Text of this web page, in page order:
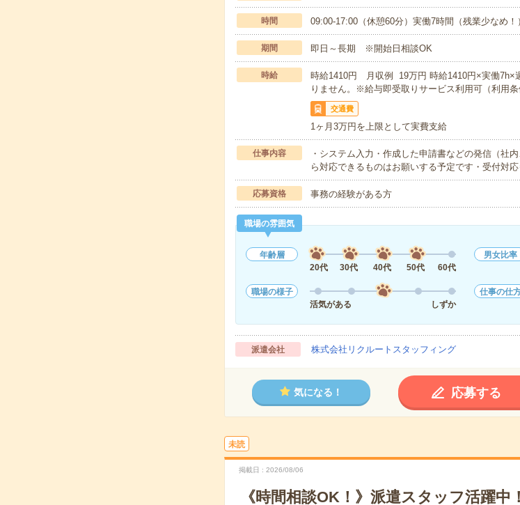
時間 09:00-17:00（休憩60分）実働7時間（残業少なめ！
期間 即日～長期 ※開始日相談OK
時給
時給1410円 月収例 19万円 時給1410円×実働
りません。※給与即受取りサービス利用可（利用条
交通費
1ヶ月3万円を上限として実費支給
仕事内容
・システム入力・作成した申請書などの発信（社
ら対応できるものはお願いする予定です・受付対
応募資格 事務の経験がある方
職場の雰囲気
年齢層
20代
30代 40代 50代 60代
男女比率
職場の様子
活気がある
しずか
仕事の仕
派遣会社 株式会社リクルートスタッフィング
気になる！ 応募する
未読
掲載日 2026/08/06
《時間相談OK！》派遣スタッフ活躍中